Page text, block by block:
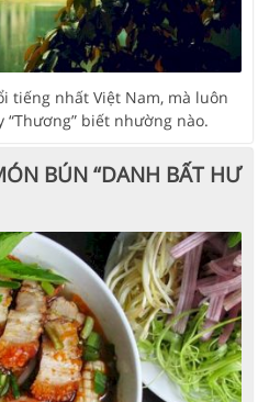
tiếng nhất Việt Nam, mà luôn
biết nhường nào.
BÚN “DANH BẤT HƯ